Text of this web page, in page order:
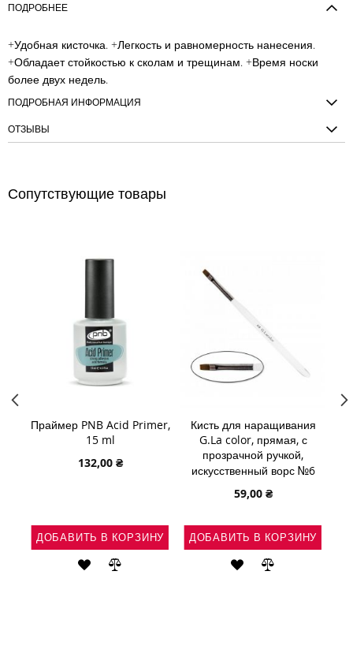
ПОДРОБНЕЕ
+Удобная кисточка. +Легкость и равномерность нанесения.
+Обладает стойкостью к сколам и трещинам. +Время носки
более двух недель.
ПОДРОБНАЯ ИНФОРМАЦИЯ
ОТЗЫВЫ
Сопутствующие товары
Праймер PNB Acid Primer,
15 ml
132,00 ₴
ДОБАВИТЬ В КОРЗИНУ
ДОБАВИТЬ
Кисть для наращивания
G.La color, прямая, с
прозрачной ручкой,
искусственный ворс №6
59,00 ₴
ДОБАВИТЬ В КОРЗИНУ
ДОБАВИТЬ